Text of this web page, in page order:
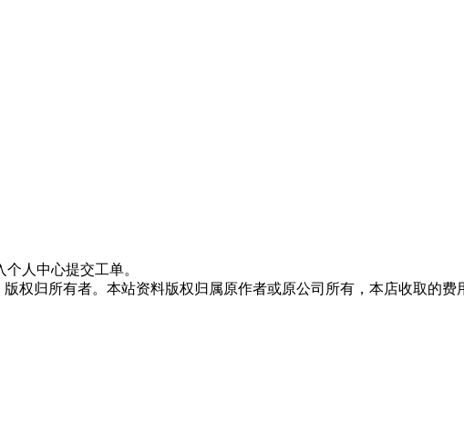
人中心提交工单。
权归所有者。本站资料版权归属原作者或原公司所有，本店收取的费